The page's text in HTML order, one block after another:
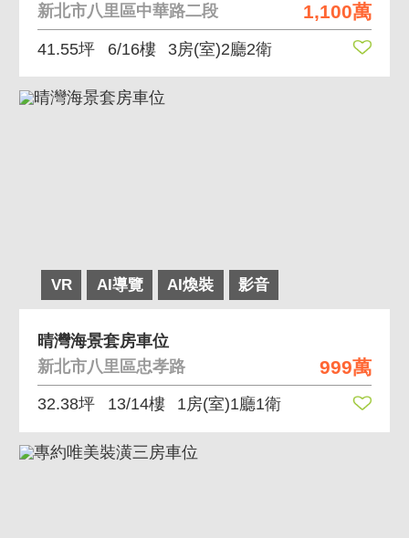
1,100萬
新北市八里區中華路二段
41.55坪 6/16樓 3房(室)2廳2衛
VR AI導覽 AI煥裝 影音
999萬
晴灣海景套房車位
新北市八里區忠孝路
32.38坪 13/14樓 1房(室)1廳1衛